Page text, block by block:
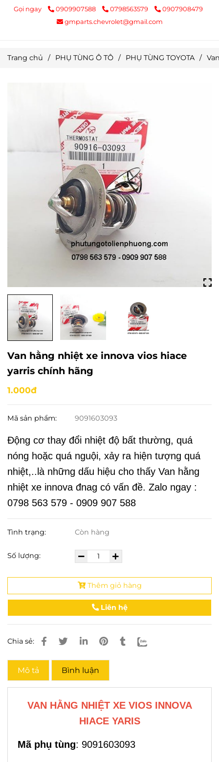
Gọi ngay 0909907588 0798563579
0907908479
gmparts.chevrolet@gmail.com
Trang chủ / PHỤ TÙNG Ô TÔ / PHỤ TÙNG TOYOTA /
Van hằng nhiệt xe innova vios hiace
yarris chính hãng
1.000đ
Mã sản phẩm: 9091603093
Động cơ thay đổi nhiệt độ bất thường, quá
nóng hoặc quá nguội, xảy ra hiện tượng quá
nhiệt,..là những dấu hiệu cho thấy Van hằng
nhiệt xe innova đnag có vấn đề. Zalo ngay :
0798 563 579 - 0909 907 588
Tình trạng: Còn hàng
Số lượng:
Thêm giỏ hàng
Liên hệ
Chia sẻ:
Mô tả Bình luận
VAN HẰNG NHIỆT XE VIOS INNOVA
HIACE YARIS
Mã phụ tùng: 9091603093